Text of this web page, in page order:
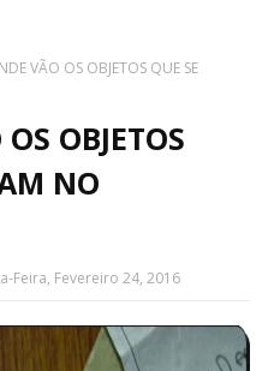
VÃO OS OBJETOS QUE SE
OBJETOS
NO
Feira, Fevereiro 24, 2016